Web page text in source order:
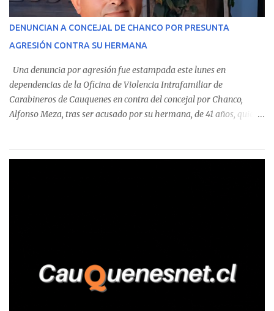
operaciones. Asimismo, se precisa que uno de los casos
corresponde a un funcionario de la Municipalidad de Chanco,
detectaron incumplimientos a la normativa vigente. El informe
precisa que la mayor cantidad de dinero apostado se registró en
Talca, donde...
DENUNCIAN A CONCEJAL DE CHANCO POR PRESUNTA
AGRESIÓN CONTRA SU HERMANA
Una denuncia por agresión fue estampada este lunes en
dependencias de la Oficina de Violencia Intrafamiliar de
Carabineros de Cauquenes en contra del concejal por Chanco,
Alfonso Meza, tras ser acusado por su hermana, de 41 años, quien
relató que los hechos ocurrieron cerca de las 11:30 horas en el
trabajadores, el edil descendió del vehículo y, en medio de la
confrontación, la habría tomado de los hombros, empujado al
suelo y agredido con golpes de pies y manos, mientr...